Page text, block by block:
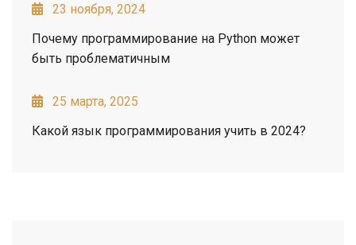
23 ноября, 2024
Почему программирование на Python может
быть проблематичным
25 марта, 2025
Какой язык программирования учить в 2024?